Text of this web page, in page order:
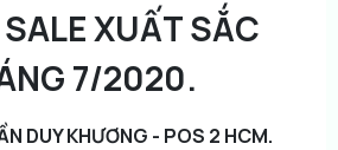
XUẤT SẮC
7/2020.
DUY KHƯƠNG - POS 2 HCM.